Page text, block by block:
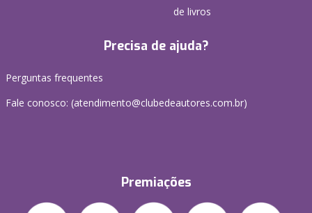
de livros
Precisa de ajuda?
Perguntas frequentes
Fale conosco: (atendimento@clubedeautores.com.br)
Premiações